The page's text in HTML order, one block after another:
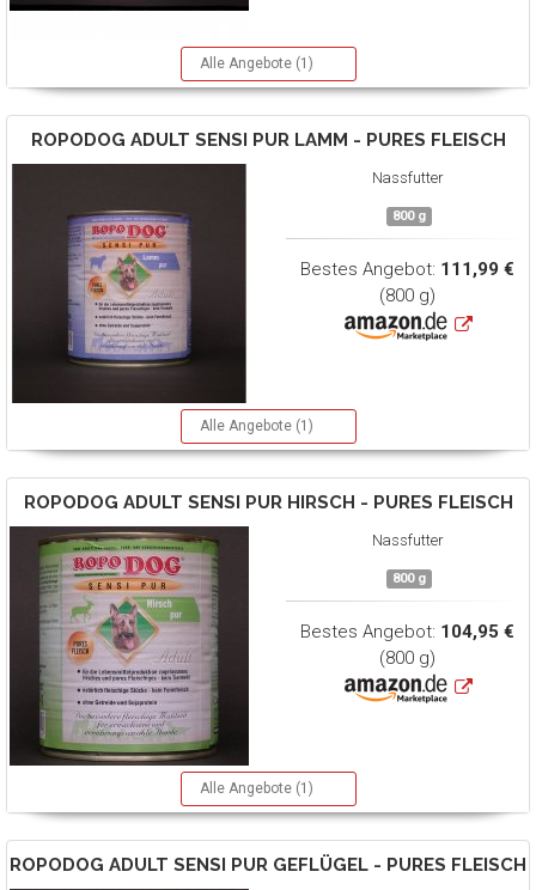
Alle Angebote (1)
ROPODOG ADULT SENSI PUR LAMM - PURES FLEISCH
Nassfutter
800 g
Bestes Angebot: 111,99 €
(800 g)
Alle Angebote (1)
ROPODOG ADULT SENSI PUR HIRSCH - PURES FLEISCH
Nassfutter
800 g
Bestes Angebot: 104,95 €
(800 g)
Alle Angebote (1)
ROPODOG ADULT SENSI PUR GEFLÜGEL - PURES FLEISCH